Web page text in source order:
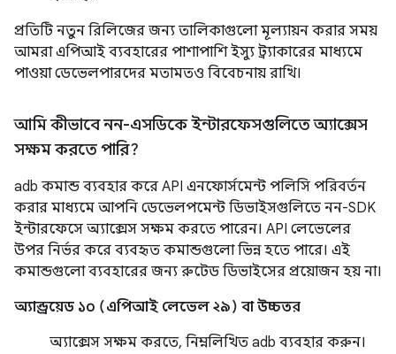
প্রতিটি নতুন রিলিজের জন্য তালিকাগুলো মূল্যায়ন করার সময়
আমরা এপিআই ব্যবহারের পাশাপাশি ইস্যু ট্র্যাকারের মাধ্যমে
পাওয়া ডেভেলপারদের মতামতও বিবেচনায় রাখি।
আমি কীভাবে নন-এসডিকে ইন্টারফেসগুলিতে অ্যাক্সেস
সক্ষম করতে পারি?
adb কমান্ড ব্যবহার করে API এনফোর্সমেন্ট পলিসি পরিবর্তন
করার মাধ্যমে আপনি ডেভেলপমেন্ট ডিভাইসগুলিতে নন-SDK
ইন্টারফেসে অ্যাক্সেস সক্ষম করতে পারেন। API লেভেলের
উপর নির্ভর করে ব্যবহৃত কমান্ডগুলো ভিন্ন হতে পারে। এই
কমান্ডগুলো ব্যবহারের জন্য রুটেড ডিভাইসের প্রয়োজন হয় না।
অ্যান্ড্রয়েড ১০ (এপিআই লেভেল ২৯) বা উচ্চতর
অ্যাক্সেস সক্ষম করতে, নিম্নলিখিত adb ব্যবহার করুন।